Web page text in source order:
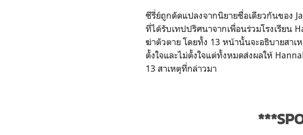
ซีรี่ย์ถูกดัดแปลงจากนิยายชื่อเดียวกันของ
ที่ได้รับเทปปริศนาจากเพื่อนร่วมโรงเรียน
ฆ่าตัวตาย โดยทั้ง 13 หน้านั้นจะอธิบายสาเ
ตั้งใจและไม่ตั้งใจแต่ทั้งหมดส่งผลให้
13 สาเหตุที่กล่าวมา